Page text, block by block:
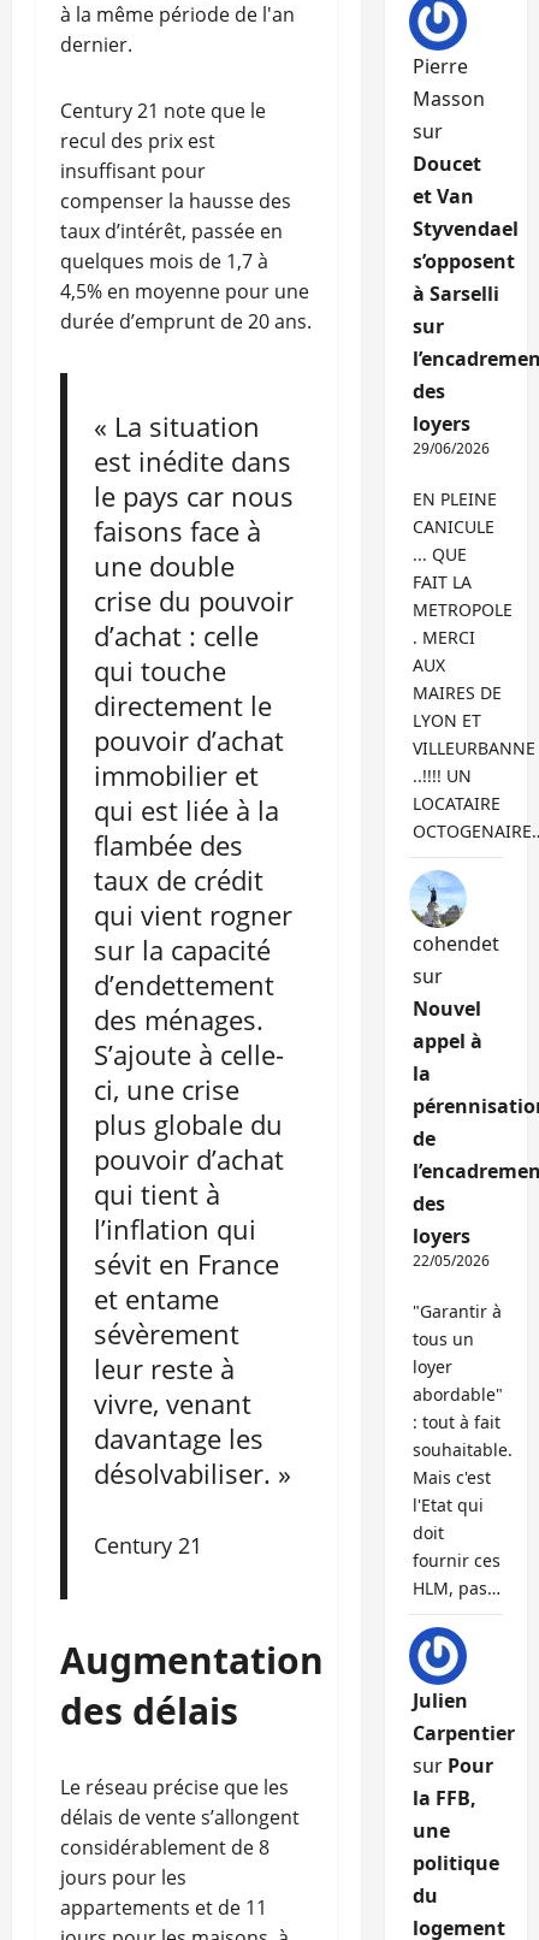
à la même période de l'an
dernier.
Century 21 note que le
recul des prix est
insuffisant pour
compenser la hausse des
taux d’intérêt, passée en
quelques mois de 1,7 à
4,5% en moyenne pour une
durée d’emprunt de 20 ans.
« La situation
est inédite dans
le pays car nous
faisons face à
une double
crise du pouvoir
d’achat : celle
qui touche
directement le
pouvoir d’achat
immobilier et
qui est liée à la
flambée des
taux de crédit
qui vient rogner
sur la capacité
d’endettement
des ménages.
S’ajoute à celle-
ci, une crise
plus globale du
pouvoir d’achat
qui tient à
l’inflation qui
sévit en France
et entame
sévèrement
leur reste à
vivre, venant
davantage les
désolvabiliser. »
Century 21
Augmentation
des délais
Le réseau précise que les
délais de vente s’allongent
considérablement de 8
jours pour les
appartements et de 11
Pierre
Masson
sur
Doucet
et Van
Styvendael
s’opposent
à Sarselli
sur
des
loyers
29/06/2026
EN PLEINE
CANICULE
... QUE
FAIT LA
METROPOLE
. MERCI
AUX
MAIRES DE
LYON ET
VILLEURBANNE
..!!!! UN
LOCATAIRE
cohendet
sur
Nouvel
appel à
la
de
des
loyers
22/05/2026
"Garantir à
tous un
loyer
abordable"
: tout à fait
souhaitable.
Mais c'est
l'Etat qui
doit
fournir ces
HLM, pas…
Julien
Carpentier
sur Pour
la FFB,
une
politique
du
logement